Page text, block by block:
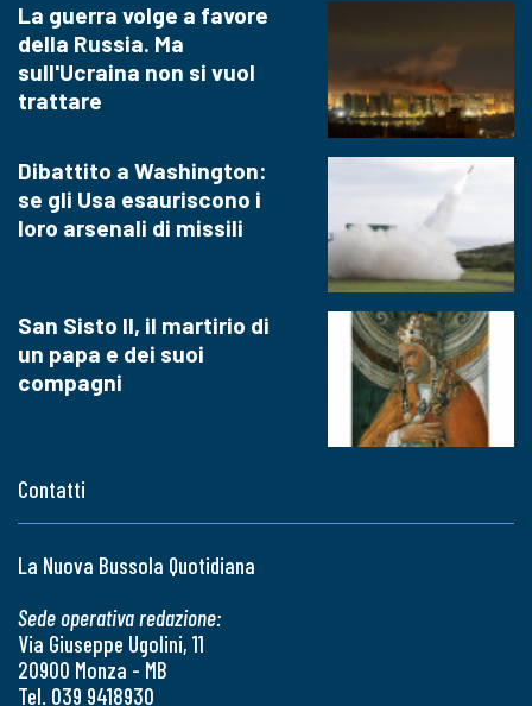
Contatti
La Nuova Bussola Quotidiana
Sede operativa redazione:
Via Giuseppe Ugolini, 11
20900 Monza - MB
Tel. 039 9418930
La guerra volge a favore
della Russia. Ma
sull'Ucraina non si vuol
trattare
Dibattito a Washington:
se gli Usa esauriscono i
loro arsenali di missili
San Sisto II, il martirio di
un papa e dei suoi
compagni